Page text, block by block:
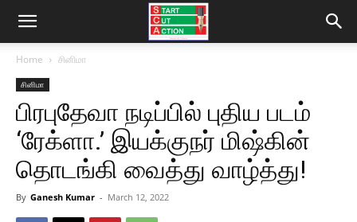
Home சினிமா
சினிமா
பிரபுதேவா நடிப்பில் புதிய படம்
‘ரேக்ளா.’ இயக்குநர் மிஷ்கின்
தொடங்கி வைத்து வாழ்த்து!
By Ganesh Kumar - March 12, 2022